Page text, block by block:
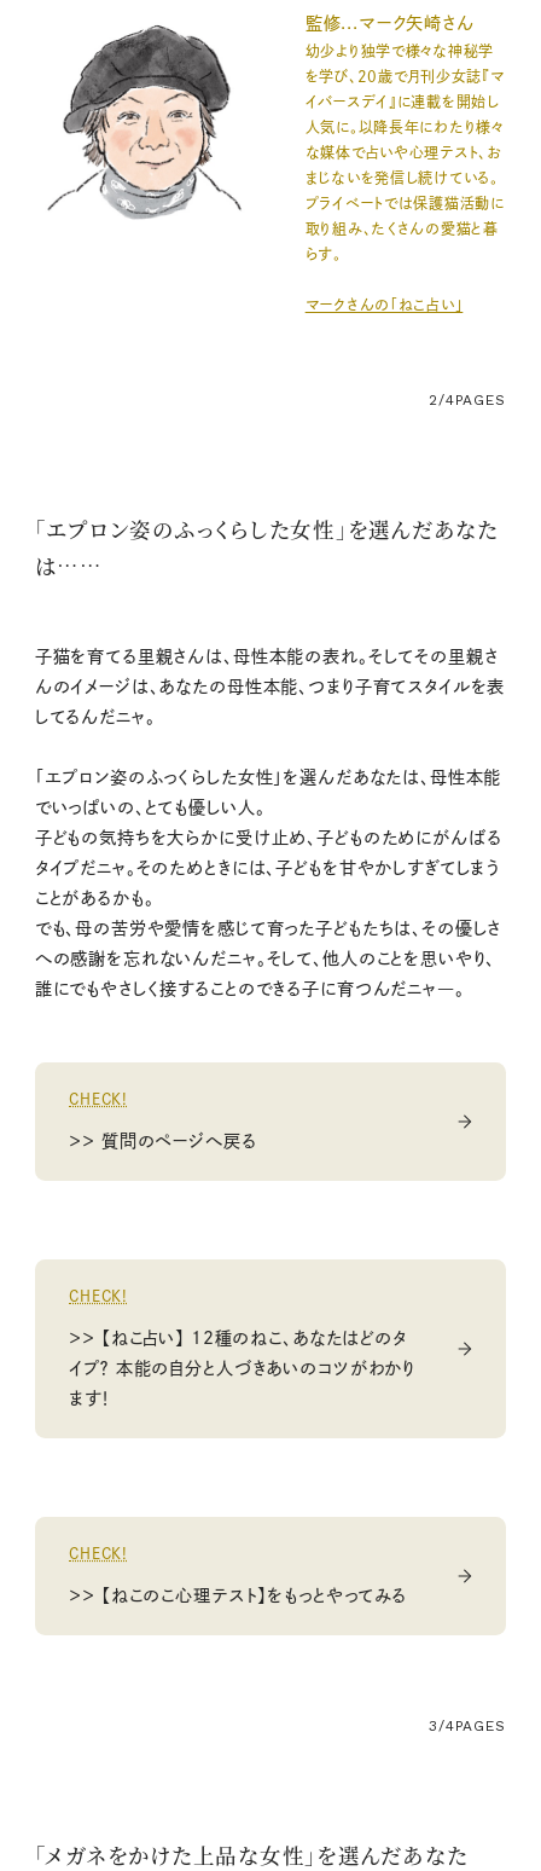
監修...マーク矢崎さん
幼少より独学で様々な神秘学
を学び、20歳で月刊少女誌『マ
イバースデイ』に連載を開始し
人気に。以降長年にわたり様々
な媒体で占いや心理テスト、お
まじないを発信し続けている。
プライベートでは保護猫活動に
取り組み、たくさんの愛猫と暮
らす。
マークさんの「ねこ占い」
2/4PAGES
「エプロン姿のふっくらした女性」を選んだあなた
は……
子猫を育てる里親さんは、母性本能の表れ。そしてその里親さ
んのイメージは、あなたの母性本能、つまり子育てスタイルを表
してるんだニャ。
「エプロン姿のふっくらした女性」を選んだあなたは、母性本能
でいっぱいの、とても優しい人。
子どもの気持ちを大らかに受け止め、子どものためにがんばる
タイプだニャ。そのためときには、子どもを甘やかしすぎてしまう
ことがあるかも。
でも、母の苦労や愛情を感じて育った子どもたちは、その優しさ
への感謝を忘れないんだニャ。そして、他人のことを思いやり、
誰にでもやさしく接することのできる子に育つんだニャ―。
CHECK!
＞＞ 質問のページへ戻る
CHECK!
＞＞ 【ねこ占い】 12種のねこ、あなたはどのタ
イプ？ 本能の自分と人づきあいのコツがわかり
ます！
CHECK!
＞＞ 【ねこのこ心理テスト】をもっとやってみる
3/4PAGES
「メガネをかけた上品な女性」を選んだあなた